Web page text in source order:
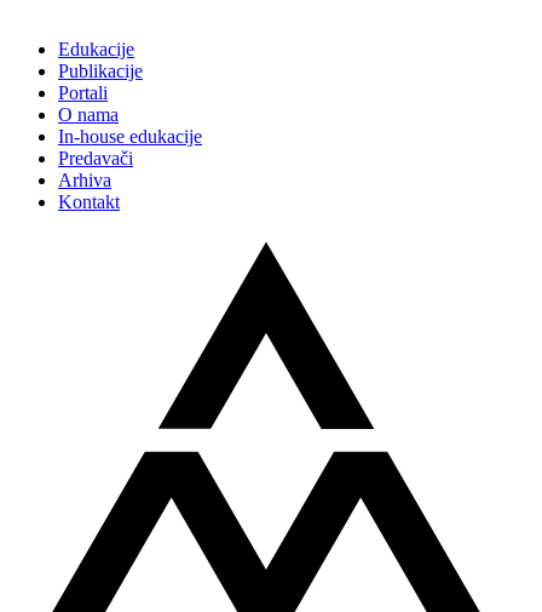
Edukacije
Publikacije
Portali
O nama
In-house edukacije
Predavači
Arhiva
Kontakt